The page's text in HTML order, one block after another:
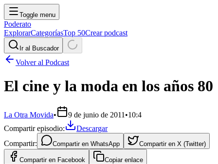
Toggle menu
Poderato
ExplorarCategoríasTop 50Crear podcast
Ir al Buscador
Volver al Podcast
El cine y la moda en los años 80
La Otra Movida• 9 de junio de 2011 •10:4
Compartir episodio:
Descargar
Compartir:
Compartir en WhatsApp Compartir en X (Twitter)
Compartir en Facebook Copiar enlace